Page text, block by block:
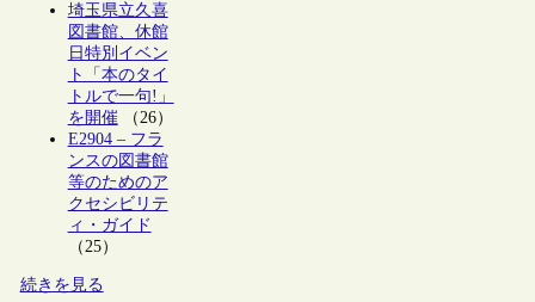
埼玉県立久喜
図書館、休館
日特別イベン
ト「本のタイ
トルで一句!」
を開催（26）
E2904 – フラ
ンスの図書館
等のためのア
クセシビリテ
ィ・ガイド
（25）
続きを見る